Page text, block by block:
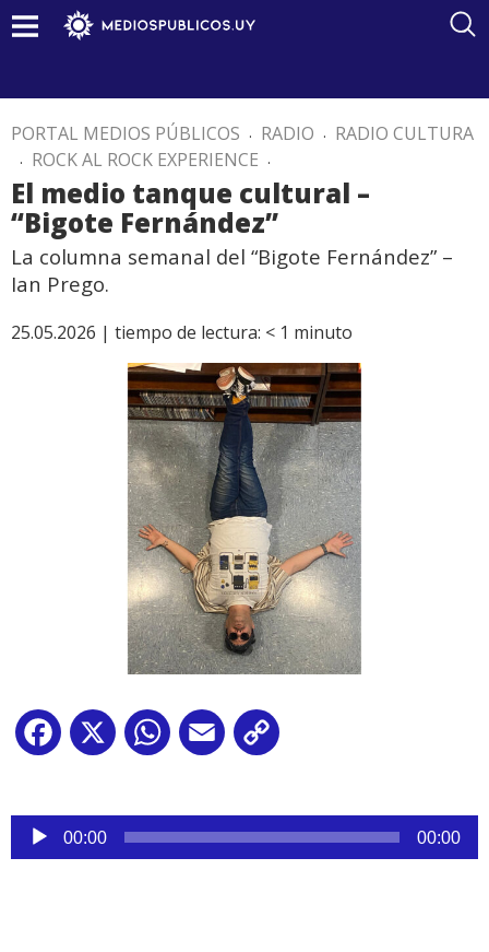
PORTAL MEDIOS PÚBLICOS . RADIO . RADIO CULTURA
. ROCK AL ROCK EXPERIENCE .
El medio tanque cultural –
“Bigote Fernández”
La columna semanal del “Bigote Fernández” –
Ian Prego.
25.05.2026 | tiempo de lectura: < 1 minuto
Facebook
X WhatsApp
Email
Reproductor
de
00:00 00:00